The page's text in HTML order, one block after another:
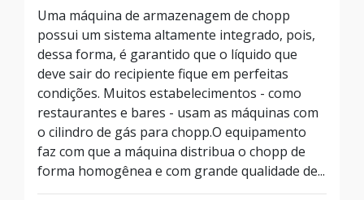
Uma máquina de armazenagem de chopp
possui um sistema altamente integrado, pois,
dessa forma, é garantido que o líquido que
deve sair do recipiente fique em perfeitas
condições. Muitos estabelecimentos - como
restaurantes e bares - usam as máquinas com
o cilindro de gás para chopp.O equipamento
faz com que a máquina distribua o chopp de
forma homogênea e com grande qualidade de...